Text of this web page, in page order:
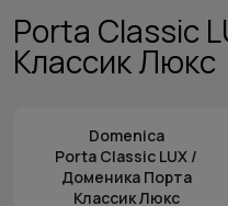
Porta Classic
Классик Люкс
Domenica
Porta Classic LUX /
Доменика Порта
Классик Люкс